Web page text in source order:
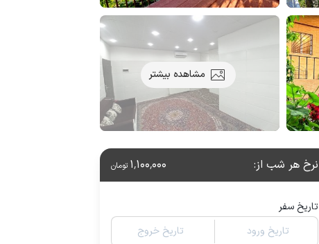
مشاهده بیشتر
نرخ هر شب از: 1٬100٬000 تومان
تاریخ سفر
تاریخ ورود
تاریخ خروج